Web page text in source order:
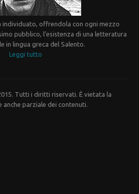
individuato, offrendola con ogni mezzo
pubblico, l’esistenza di una letteratura
in lingua greca del Salento.
Leggi tutto
Tutti i diritti riservati. È vietata la
anche parziale dei contenuti.